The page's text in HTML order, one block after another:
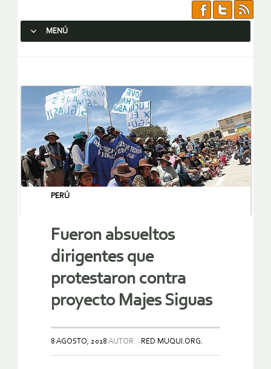
MENÚ
PERÚ
Fueron absueltos
dirigentes que
protestaron contra
proyecto Majes Siguas
8 AGOSTO, 2018 AUTOR: RED MUQUI.ORG.